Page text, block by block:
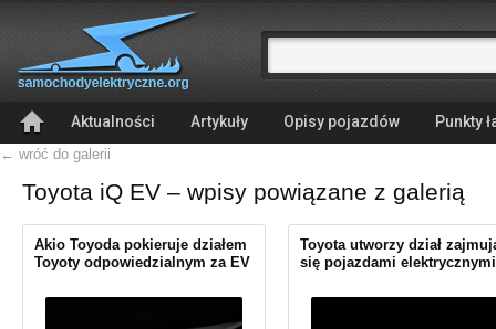
Aktualności Artykuły Opisy pojazdów Punkty
← wróć do galerii
Toyota iQ EV – wpisy powiązane z galerią
Akio Toyoda pokieruje działem
Toyoty odpowiedzialnym za EV
Toyota utworzy dział
się pojazdami elektrycznymi